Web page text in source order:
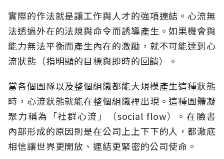
實際的作法就是讓工作與人才的強項連結。心流無
法透過外在的法規與命令而誘導產生。如果機會與
能力無法平衡而產生內在的激勵，就不可能達到心
流狀態（指明顯的目標與即時的回饋）。
當各個團隊以及整個組織都能大規模產生這種狀態
時，心流狀態就能在整個組織裡出現。這種團體凝
聚力稱為「社群心流」（social flow）。在臉書
內部形成的原因則是在公司上上下下的人，都澈底
相信讓世界更開放、連結更緊密的公司使命。